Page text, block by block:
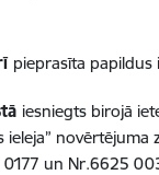
pieprasīta papildus
iesniegts birojā
ieleja”
un Nr.6625